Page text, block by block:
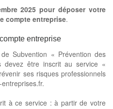
2025 pour déposer votre
compte entreprise.
entreprise
Subvention « Prévention des
devez être inscrit au service «
ses risques professionnels
à ce service : à partir de votre